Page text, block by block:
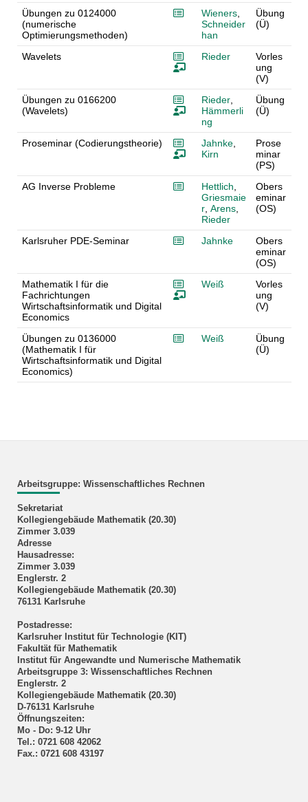
Übungen zu 0124000
(numerische
Optimierungsmethoden)
Wieners,
Schneider
han
Übung
(Ü)
Wavelets Rieder
Vorles
ung
(V)
Übungen zu 0166200
(Wavelets)
Rieder,
Hämmerli
ng
Übung
(Ü)
Proseminar (Codierungstheorie) Jahnke,
Kirn
Prose
minar
(PS)
AG Inverse Probleme
Hettlich
Griesmaie
r, Arens,
Rieder
Obers
eminar
(OS)
Karlsruher PDE-Seminar Jahnke
Obers
eminar
(OS)
Mathematik I für die
Fachrichtungen
Wirtschaftsinformatik und Digital
Economics
Weiß
Vorles
ung
(V)
Übungen zu 0136000
(Mathematik I für
Wirtschaftsinformatik und Digital
Economics)
Weiß
Übung
(Ü)
Arbeitsgruppe: Wissenschaftliches Rechnen
Sekretariat
Kollegiengebäude Mathematik (20.30)
Zimmer 3.039
Adresse
Hausadresse:
Zimmer 3.039
Englerstr. 2
Kollegiengebäude Mathematik (20.30)
76131 Karlsruhe
Postadresse:
Karlsruher Institut für Technologie (KIT)
Fakultät für Mathematik
Institut für Angewandte und Numerische Mathematik
Arbeitsgruppe 3: Wissenschaftliches Rechnen
Englerstr. 2
Kollegiengebäude Mathematik (20.30)
D-76131 Karlsruhe
Öffnungszeiten:
Mo - Do: 9-12 Uhr
Tel.: 0721 608 42062
Fax.: 0721 608 43197